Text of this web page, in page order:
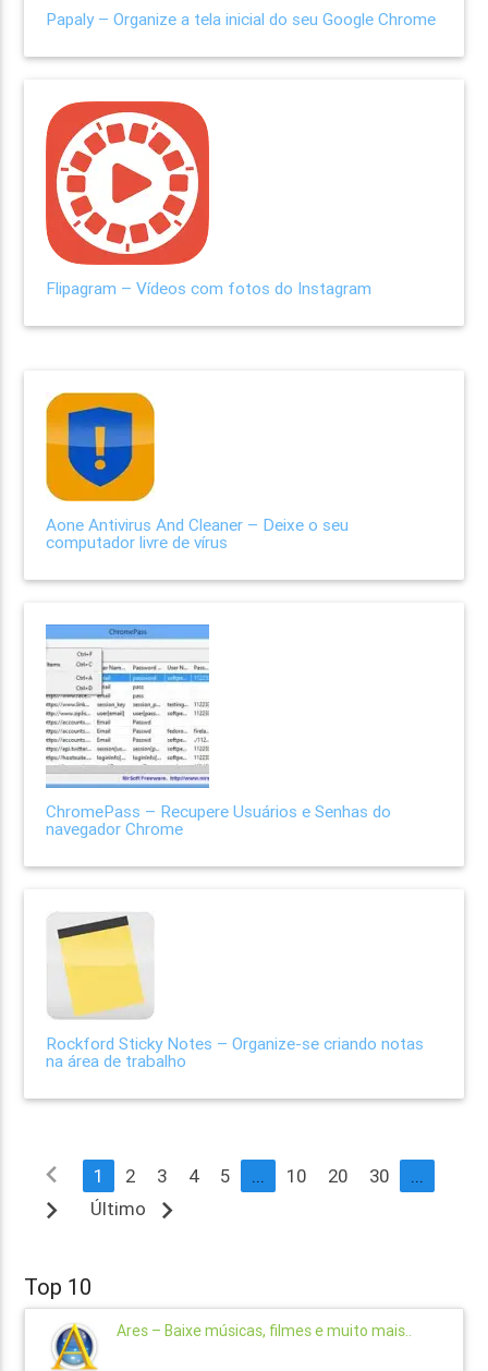
Papaly – Organize a tela inicial do seu Google Chrome
Flipagram – Vídeos com fotos do Instagram
Aone Antivirus And Cleaner – Deixe o seu
computador livre de vírus
ChromePass – Recupere Usuários e Senhas do
navegador Chrome
Rockford Sticky Notes – Organize-se criando notas
na área de trabalho
navigate_before 1 2 3 4 5 ... 10 20 30 ...
navigate_next Último navigate_next
Top 10
Ares – Baixe músicas, filmes e muito mais..